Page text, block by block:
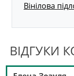
Вінілова
ВІДГУКИ